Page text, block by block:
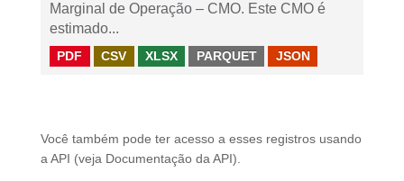
Marginal de Operação – CMO. Este CMO é
estimado...
PDF CSV XLSX PARQUET JSON
Você também pode ter acesso a esses registros usando
a API (veja Documentação da API ).